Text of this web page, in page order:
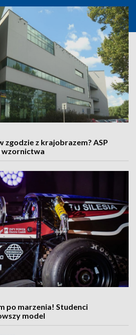
zgodzie z krajobrazem? ASP
wzornictwa
po marzenia! Studenci
model